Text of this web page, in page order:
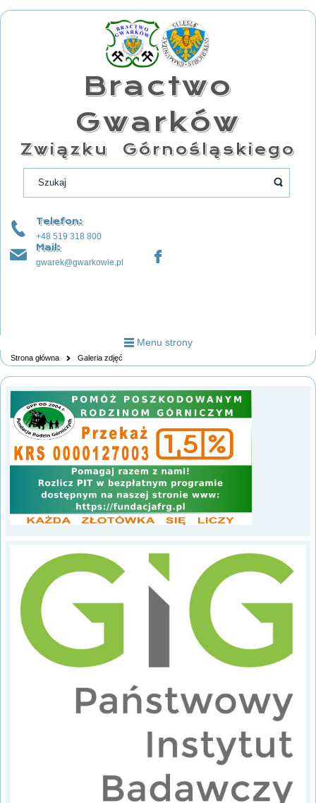
Bractwo
Gwarków
Związku Górnośląskiego
Telefon:
+48 519 318 800
Mail:
gwarek@gwarkowie.pl
Menu strony
Strona główna Galeria zdjęć